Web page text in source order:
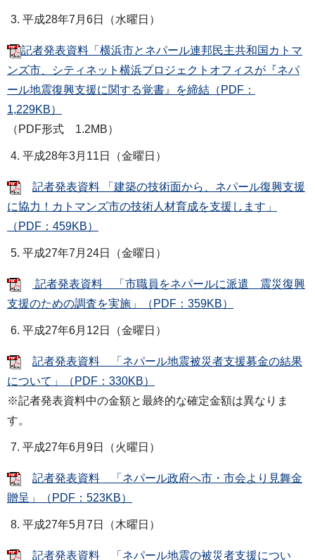
平成28年7月6日（水曜日）
記者発表資料「横浜市とネパール連邦民主共和国カトマ
ンズ市、シティネット横浜プロジェクトオフィスが『ネパ
ール地震復興支援に関する覚書』を締結（PDF：
1,229KB）
（PDF形式 1.2MB）
平成28年3月11日（金曜日）
記者発表資料 「建築の技術面から、ネパール復興支援
に協力！カトマンズ市の技術人材育成を支援します」
（PDF：459KB）
平成27年7月24日（金曜日）
記者発表資料 「市職員をネパールに派遣 震災復興
支援のための調査を実施」（PDF：359KB）
平成27年6月12日（金曜日）
記者発表資料 「ネパール地震被災者支援募金の結果
について」（PDF：330KB）
※記者発表資料中の金額と最終的な確定金額は異なりま
す。
平成27年6月9日（火曜日）
記者発表資料 「ネパール政府へ市・市会より見舞金
贈呈」（PDF：523KB）
平成27年5月7日（木曜日）
記者発表資料 「ネパール地震の被災者支援につい